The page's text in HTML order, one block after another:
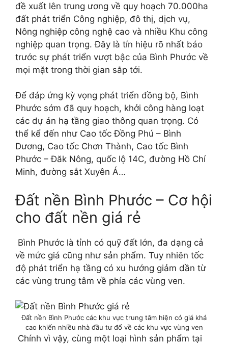
đề xuất lên trung ương về quy hoạch 70.000ha
đất phát triển Công nghiệp, đô thị, dịch vụ,
Nông nghiệp công nghệ cao và nhiều Khu công
nghiệp quan trọng. Đây là tín hiệu rõ nhất báo
trước sự phát triển vượt bậc của Bình Phước về
mọi mặt trong thời gian sắp tới.
Để đáp ứng kỳ vọng phát triển đồng bộ, Bình
Phước sớm đã quy hoạch, khởi công hàng loạt
các dự án hạ tầng giao thông quan trọng. Có
thể kể đến như Cao tốc Đồng Phú – Bình
Dương, Cao tốc Chơn Thành, Cao tốc Bình
Phước – Đăk Nông, quốc lộ 14C, đường Hồ Chí
Minh, đường sắt Xuyên Á…
Đất nền Bình Phước – Cơ hội
cho đất nền giá rẻ
Bình Phước là tỉnh có quỹ đất lớn, đa dạng cả
về mức giá cũng như sản phẩm. Tuy nhiên tốc
độ phát triển hạ tầng có xu hướng giảm dần từ
các vùng trung tâm về phía các vùng ven.
Đất nền Bình Phước các khu vực trung tâm hiện có giá khá
cao khiến nhiều nhà đầu tư đổ về các khu vực vùng ven
Chính vì vậy, cùng một loại hình sản phẩm tại